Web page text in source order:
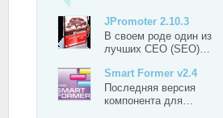
JPromoter 2.10.3
В своем роде один из
лучших СЕО (SEO)…
Smart Former v2.4
Последняя версия
компонента для…